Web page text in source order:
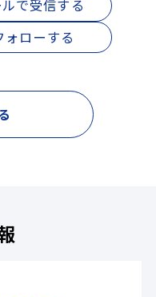
で受信する
ローする